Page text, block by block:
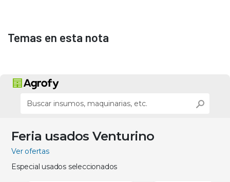
Temas en esta nota
Feria usados Venturino
Ver ofertas
Especial usados seleccionados